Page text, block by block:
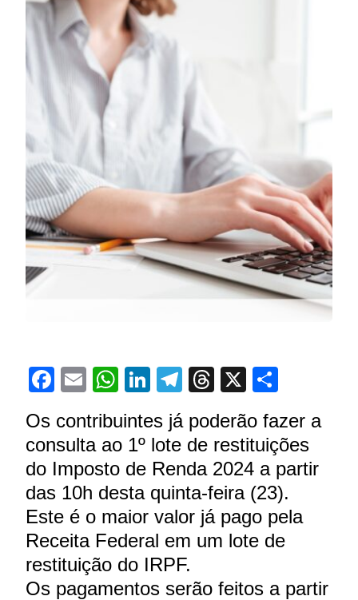
Facebook
EmailWhatsApp
LinkedIn
Telegram
Threads
X
Os contribuintes já poderão fazer a
consulta ao 1º lote de restituições
do Imposto de Renda 2024 a partir
das 10h desta quinta-feira (23).
Este é o maior valor já pago pela
Receita Federal em um lote de
restituição do IRPF.
Os pagamentos serão feitos a partir